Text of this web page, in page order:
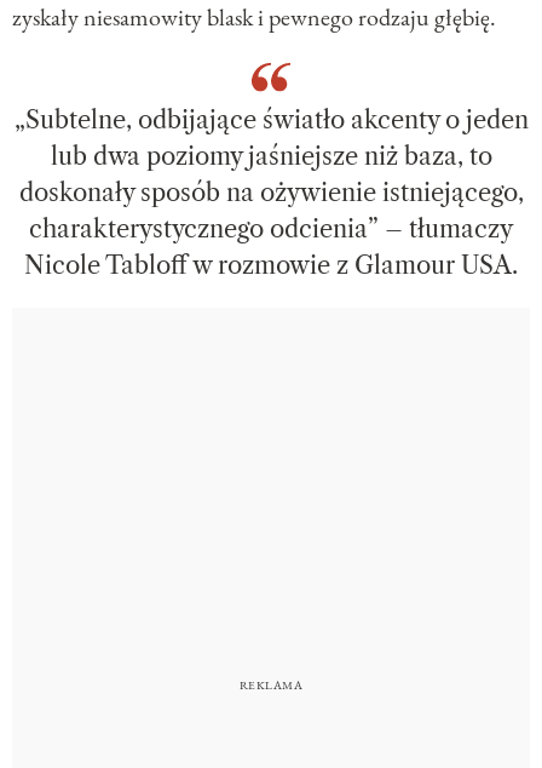
zyskały niesamowity blask i pewnego rodzaju głębię.
„Subtelne, odbijające światło akcenty o jeden
lub dwa poziomy jaśniejsze niż baza, to
doskonały sposób na ożywienie istniejącego,
charakterystycznego odcienia” – tłumaczy
Nicole Tabloff w rozmowie z Glamour USA.